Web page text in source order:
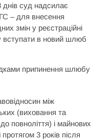
днів суд надсилає
– для внесення
змін у реєстраційні
вступати в новий шлюб
припинення шлюбу
між
(виховання та
повноліття) і майнових
3 років після